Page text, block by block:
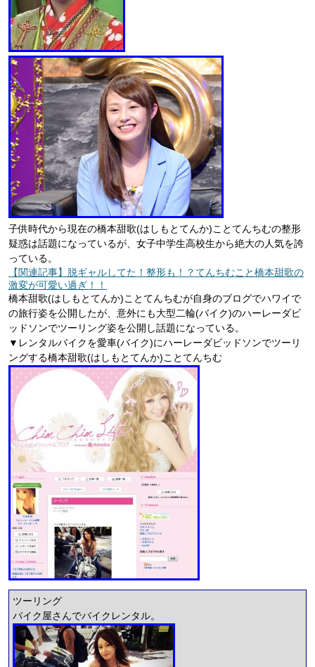
子供時代から現在の橋本甜歌(はしもとてんか)ことてんちむの整形
疑惑は話題になっているが、女子中学生高校生から絶大の人気を誇
っている。
【関連記事】脱ギャルしてた！整形も！？てんちむこと橋本甜歌の
激変が可愛い過ぎ！！
橋本甜歌(はしもとてんか)ことてんちむが自身のブログでハワイで
の旅行姿を公開したが、意外にも大型二輪(バイク)のハーレーダビ
ッドソンでツーリング姿を公開し話題になっている。
▼レンタルバイクを愛車(バイク)にハーレーダビッドソンでツーリ
ングする橋本甜歌(はしもとてんか)ことてんちむ
ツーリング
バイク屋さんでバイクレンタル。